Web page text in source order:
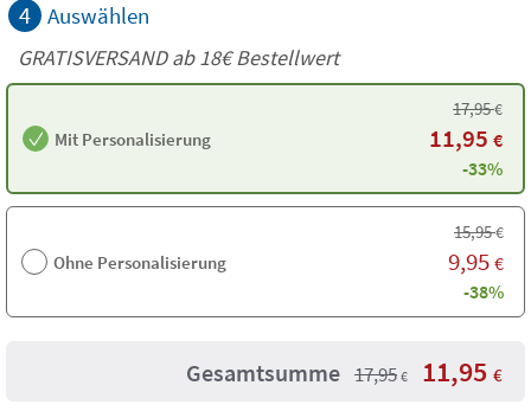
4 Auswählen
GRATISVERSAND ab18€Bestellwert
Mit Personalisierung
17,95€
11,95 €
-33%
Ohne Personalisierung
15,95€
9,95 €
-38%
Gesamtsumme 17,95 € 11,95 €